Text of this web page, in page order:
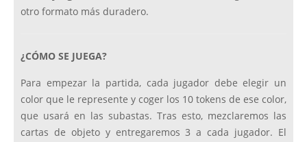
otro formato más duradero.
¿CÓMO SE JUEGA?
Para empezar la partida, cada jugador debe elegir un
color que le represente y coger los 10 tokens de ese color,
que usará en las subastas. Tras esto, mezclaremos las
cartas de objeto y entregaremos 3 a cada jugador. El